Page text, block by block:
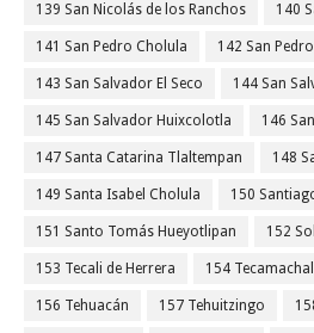
139 San Nicolás de los Ranchos 140
141 San Pedro Cholula 142 San
143 San Salvador El Seco 144 San
145 San Salvador Huixcolotla 146
147 Santa Catarina Tlaltempan 148
149 Santa Isabel Cholula 150
151 Santo Tomás Hueyotlipan 152
153 Tecali de Herrera 154
156 Tehuacán 157 Tehuitzingo